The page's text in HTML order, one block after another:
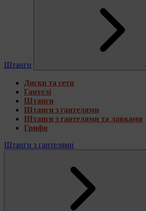
Штанги
Диски та сети
Гантелі
Штанги
Штанги з гантелями
Штанги з гантелями та лавками
Грифи
Штанги з гантелями